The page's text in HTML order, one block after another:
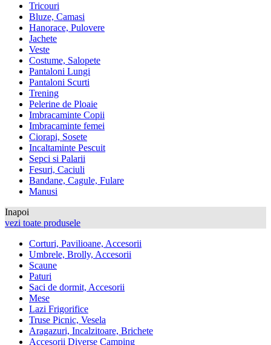
Tricouri
Bluze, Camasi
Hanorace, Pulovere
Jachete
Veste
Costume, Salopete
Pantaloni Lungi
Pantaloni Scurti
Trening
Pelerine de Ploaie
Imbracaminte Copii
Imbracaminte femei
Ciorapi, Sosete
Incaltaminte Pescuit
Sepci si Palarii
Fesuri, Caciuli
Bandane, Cagule, Fulare
Manusi
Inapoi
vezi toate produsele
Corturi, Pavilioane, Accesorii
Umbrele, Brolly, Accesorii
Scaune
Paturi
Saci de dormit, Accesorii
Mese
Lazi Frigorifice
Truse Picnic, Vesela
Aragazuri, Incalzitoare, Brichete
Accesorii Diverse Camping